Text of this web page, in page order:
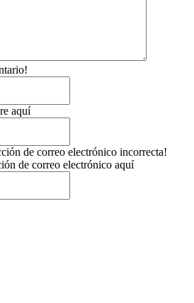
aquí
de correo electrónico incorrecta!
de correo electrónico aquí